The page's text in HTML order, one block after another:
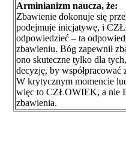
Arminianizm naucza, że:
Zbawienie dokonuje się
podejmuje inicjatywę, i
odpowiedzieć – ta
zbawieniu. Bóg zapewnił
ono skuteczne tylko dla
decyzję, by współpracować
W krytycznym momencie
więc to CZŁOWIEK, a nie
zbawienia.